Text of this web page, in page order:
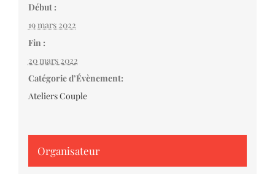
Début :
19 mars 2022
Fin :
20 mars 2022
Catégorie d’Évènement:
Ateliers Couple
Organisateur